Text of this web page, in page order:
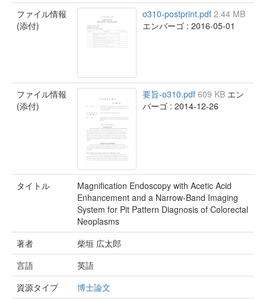
ファイル情報
(添付)
o310-postprint.pdf 2.44 MB
エンバーゴ : 2016-05-01
ファイル情報
(添付)
要旨-o310.pdf 609 KB エン
バーゴ : 2014-12-26
タイトル
Magnification Endoscopy with Acetic Acid
Enhancement and a Narrow-Band Imaging
System for Pit Pattern Diagnosis of Colorectal
Neoplasms
著者
柴垣 広太郎
言語
英語
資源タイプ
博士論文